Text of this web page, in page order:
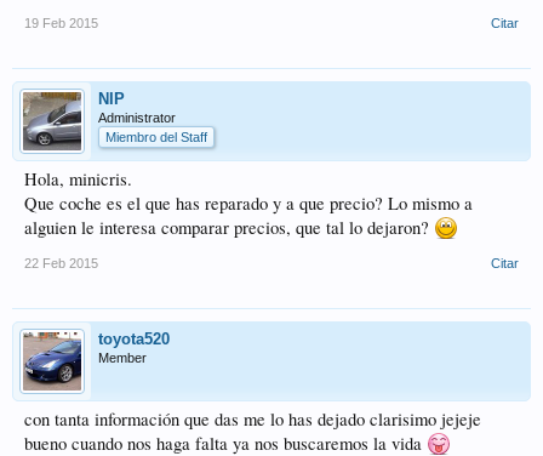
19 Feb 2015 Citar
NIP
Administrator
Miembro del Staff
Hola, minicris.
Que coche es el que has reparado y a que precio? Lo mismo a
alguien le interesa comparar precios, que tal lo dejaron?
22 Feb 2015 Citar
toyota520
Member
con tanta información que das me lo has dejado clarisimo jejeje
bueno cuando nos haga falta ya nos buscaremos la vida